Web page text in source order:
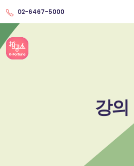
02-6467-5000
강의